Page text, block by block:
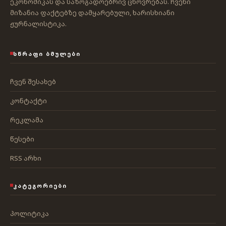
მიზანია ფაქტებზე დამყარებული, ხარისხიანი
ჟურნალისტიკა.
ᲡᲬᲠᲐᲤᲘ ᲑᲛᲣᲚᲔᲑᲘ
ჩვენ შესახებ
კონტაქტი
რეკლამა
წესები
RSS არხი
ᲙᲐᲢᲔᲒᲝᲠᲘᲔᲑᲘ
პოლიტიკა